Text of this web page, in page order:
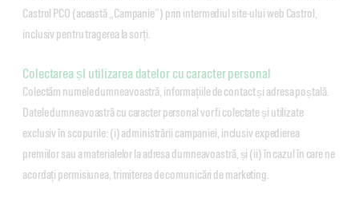
Castrol PCO (această „Campanie”) prin intermediul site-ului web Castrol,
inclusiv pentru tragerea la sorți.
Colectarea șI utilizarea datelor cu caracter personal
Colectăm numele dumneavoastră, informațiile de contact și adresa poștală.
Datele dumneavoastră cu caracter personal vor fi colectate și utilizate
exclusiv în scopurile: (i) administrării campaniei, inclusiv expedierea
premiilor sau a materialelor la adresa dumneavoastră, și (ii) în cazul în care ne
acordați permisiunea, trimiterea de comunicări de marketing.